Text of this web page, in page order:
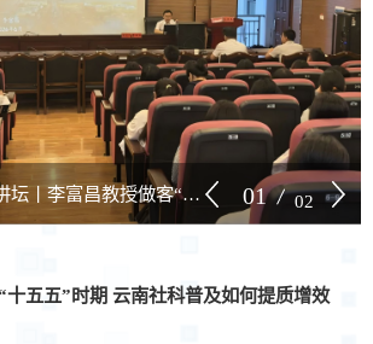
云岭大讲堂·丽师讲坛丨李富昌教授做客“云岭大讲堂·丽师讲坛” 01 02
十五五”时期 云南社科普及如何提质增效